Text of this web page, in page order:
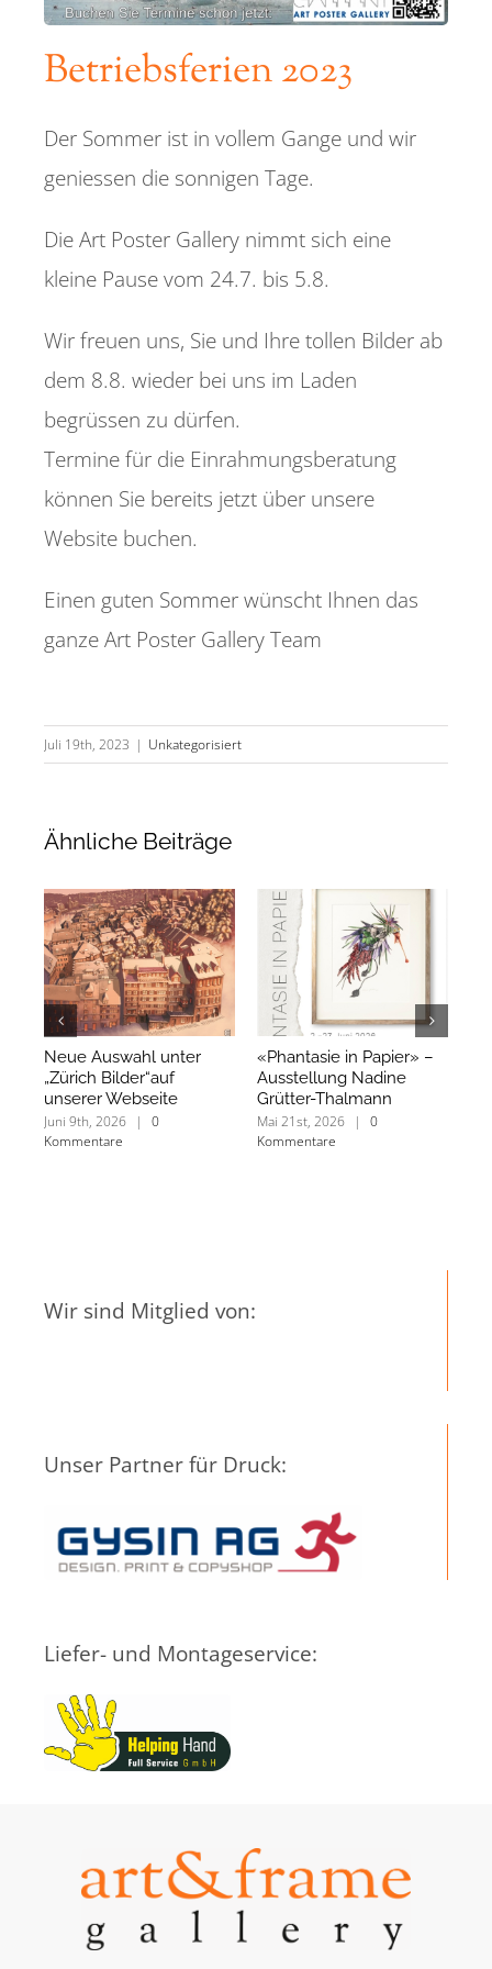
Referenzen
Kontakt
Betriebsferien 2023
Der Sommer ist in vollem Gange und wir
geniessen die sonnigen Tage.
Die Art Poster Gallery nimmt sich eine
kleine Pause vom 24.7. bis 5.8.
Wir freuen uns, Sie und Ihre tollen Bilder ab
dem 8.8. wieder bei uns im Laden
begrüssen zu dürfen.
Termine für die Einrahmungsberatung
können Sie bereits jetzt über unsere
Website buchen.
Einen guten Sommer wünscht Ihnen das
ganze Art Poster Gallery Team
Juli 19th, 2023 | Unkategorisiert
Ähnliche Beiträge
Neue Auswahl unter
„Zürich Bilder“auf
unserer Webseite
Juni 9th, 2026 |
0
Kommentare
«Phantasie in Papier» –
Ausstellung Nadine
Grütter-Thalmann
Mai 21st, 2026 |
0
Kommentare
Wir sind Mitglied von:
Unser Partner für Druck:
Liefer- und Montageservice: